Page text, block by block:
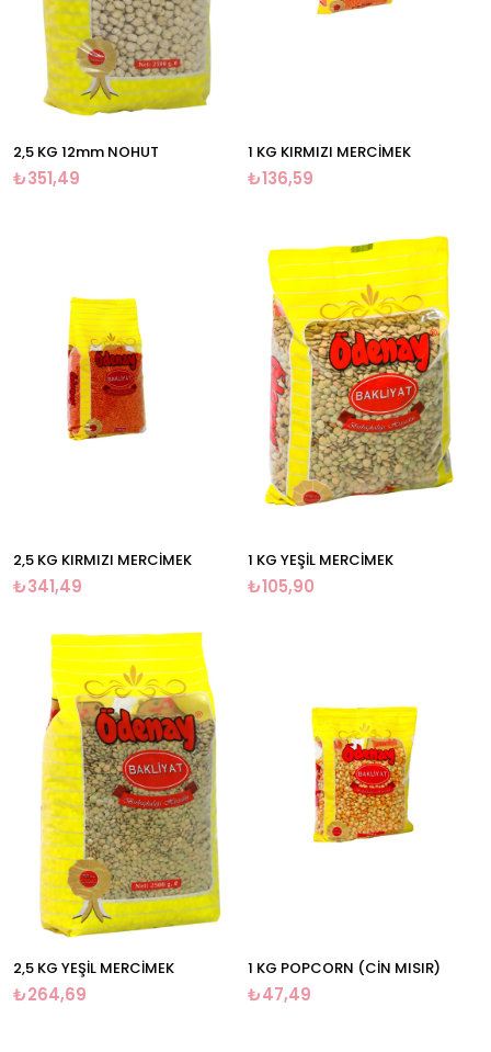
2,5 KG 12mm NOHUT
₺351,49
1 KG KIRMIZI MERCİMEK
₺136,59
2,5 KG KIRMIZI MERCİMEK
₺341,49
1 KG YEŞİL MERCİMEK
₺105,90
2,5 KG YEŞİL MERCİMEK
₺264,69
1 KG POPCORN (CİN MISIR)
₺47,49